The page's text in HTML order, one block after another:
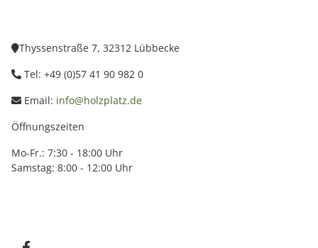
Thyssenstraße 7, 32312 Lübbecke
Tel: +49 (0)57 41 90 982 0
Email: info@holzplatz.de
Öffnungszeiten
Mo-Fr.: 7:30 - 18:00 Uhr
Samstag: 8:00 - 12:00 Uhr